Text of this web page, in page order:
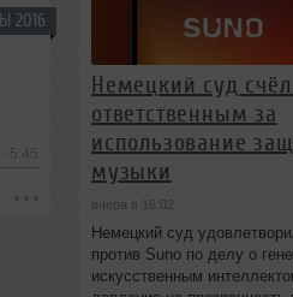
2016
-5:45
Немецкий суд
ответственным за
использование
музыки
вчера в 16:02
Немецкий суд
против Suno по делу о
искусственным